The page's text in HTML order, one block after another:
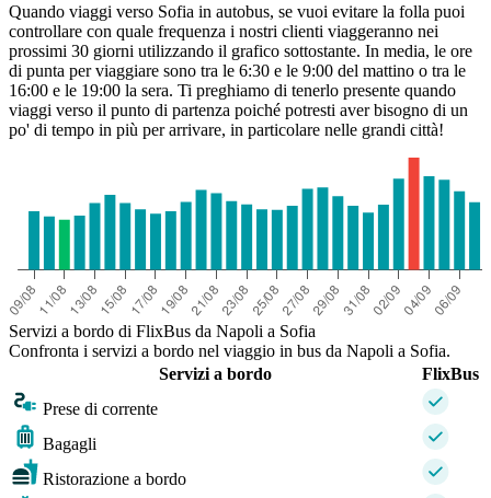
Quando viaggi verso Sofia in autobus, se vuoi evitare la folla puoi
controllare con quale frequenza i nostri clienti viaggeranno nei
prossimi 30 giorni utilizzando il grafico sottostante. In media, le ore
di punta per viaggiare sono tra le 6:30 e le 9:00 del mattino o tra le
16:00 e le 19:00 la sera. Ti preghiamo di tenerlo presente quando
viaggi verso il punto di partenza poiché potresti aver bisogno di un
po' di tempo in più per arrivare, in particolare nelle grandi città!
Servizi a bordo di FlixBus da Napoli a Sofia
Confronta i servizi a bordo nel viaggio in bus da Napoli a Sofia.
Servizi a bordo
FlixBus
Prese di corrente
Bagagli
Ristorazione a bordo